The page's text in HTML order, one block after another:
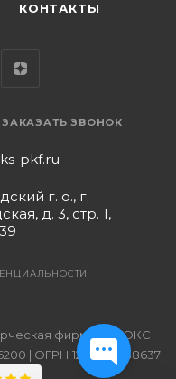
КОНТАКТЫ
ЗАКАЗАТЬ ЗВОНОК
pkf.ru
г. о., г.
д. 3, стр. 1,
фирма ХОТОКС
| ОГРН 1215000038637